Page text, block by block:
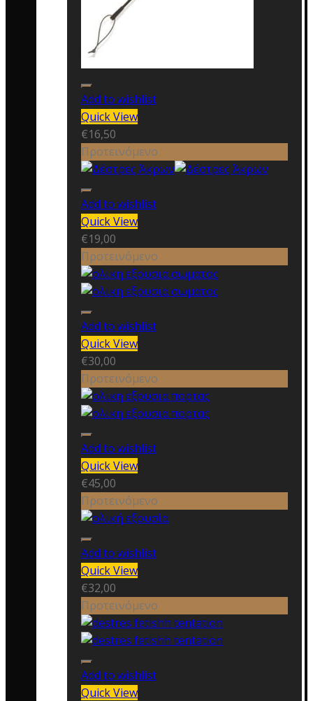
Add to wishlist
Quick View
€16,50
Προτεινόμενο
Add to wishlist
Quick View
€19,00
Προτεινόμενο
Add to wishlist
Quick View
€30,00
Προτεινόμενο
Add to wishlist
Quick View
€45,00
Προτεινόμενο
Add to wishlist
Quick View
€32,00
Προτεινόμενο
Add to wishlist
Quick View